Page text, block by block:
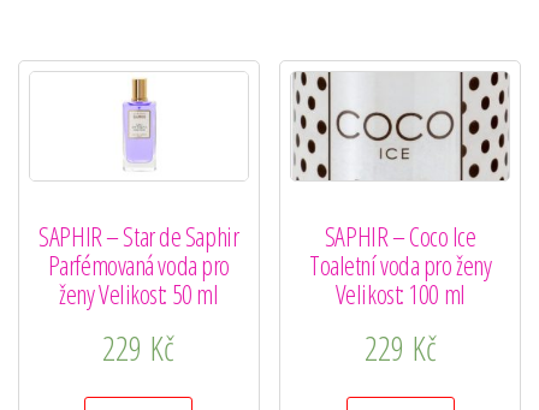
SAPHIR – Star de Saphir
Parfémovaná voda pro
ženy Velikost: 50 ml
229 Kč
SAPHIR – Coco Ice
Toaletní voda pro ženy
Velikost: 100 ml
229 Kč